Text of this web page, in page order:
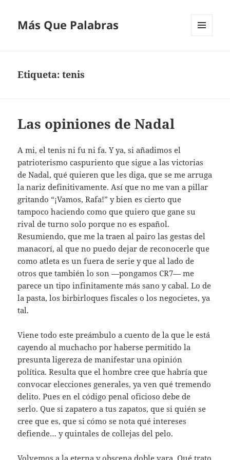
Más Que Palabras
Etiqueta:tenis
Las opiniones de Nadal
A mi, el tenis ni fu ni fa. Y ya, si añadimos el
patrioterismo caspuriento que sigue a las victorias
de Nadal, qué quieren que les diga, que se me arruga
la nariz definitivamente. Así que no me van a pillar
gritando “¡Vamos, Rafa!” y bien es cierto que
tampoco haciendo como que quiero que gane su
rival de turno solo porque no es español.
Resumiendo, que me la traen al pairo las gestas del
manacorí, al que no puedo dejar de reconocerle que
como atleta es un fuera de serie y que al lado de
otros que también lo son —pongamos CR7— me
parece un tipo infinitamente más sano y cabal. Lo de
la pasta, los birbirloques fiscales o los negocietes, ya
tal.
Viene todo este preámbulo a cuento de la que le está
cayendo al muchacho por haberse permitido la
presunta ligereza de manifestar una opinión
política. Resulta que el hombre cree que habría que
convocar elecciones generales, ya ven qué tremendo
delito. Pues en el código penal oficioso debe de
serlo. Que si zapatero a tus zapatos, que si quién se
cree que es, que si cómo se nota qué intereses
defiende… y quintales de collejas del pelo.